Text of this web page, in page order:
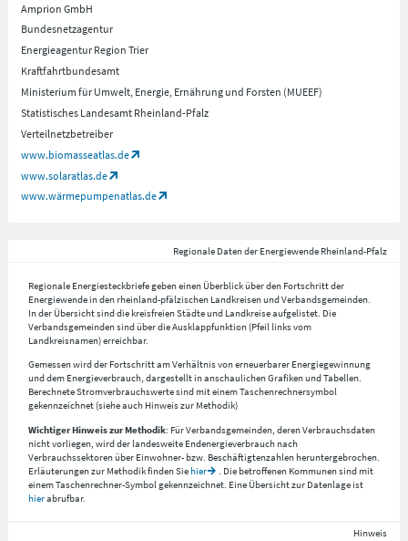
Amprion GmbH
Bundesnetzagentur
Energieagentur Region Trier
Kraftfahrtbundesamt
Ministerium für Umwelt, Energie, Ernährung und Forsten (MUEEF)
Statistisches Landesamt Rheinland-Pfalz
Verteilnetzbetreiber
www.biomasseatlas.de
www.solaratlas.de
www.wärmepumpenatlas.de
Regionale Daten der Energiewende Rheinland-Pfalz
Regionale Energiesteckbriefe geben einen Überblick über den Fortschritt der
Energiewende in den rheinland-pfälzischen Landkreisen und Verbandsgemeinden.
In der Übersicht sind die kreisfreien Städte und Landkreise aufgelistet. Die
Verbandsgemeinden sind über die Ausklappfunktion (Pfeil links vom
Landkreisnamen) erreichbar.
Gemessen wird der Fortschritt am Verhältnis von erneuerbarer Energiegewinnung
und dem Energieverbrauch, dargestellt in anschaulichen Grafiken und Tabellen.
Berechnete Stromverbrauchswerte sind mit einem Taschenrechnersymbol
gekennzeichnet (siehe auch Hinweis zur Methodik)
Wichtiger Hinweis zur Methodik: Für Verbandsgemeinden, deren Verbrauchsdaten
nicht vorliegen, wird der landesweite Endenergieverbrauch nach
Verbrauchssektoren über Einwohner- bzw. Beschäftigtenzahlen heruntergebrochen.
Erläuterungen zur Methodik finden Siehier
. Die betroffenen Kommunen sind mit
einem Taschenrechner-Symbol gekennzeichnet. Eine Übersicht zur Datenlage ist
hierabrufbar.
Hinweis